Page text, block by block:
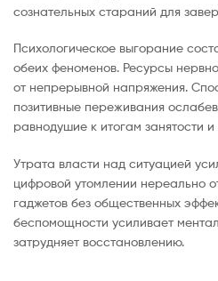
сознательных стараний для
Психологическое выгорание
обеих феноменов. Ресурсы
от непрерывной напряжения.
позитивные переживания
равнодушие к итогам занятости
Утрата власти над ситуацией
цифровой утомлении нереально
гаджетов без общественных
беспомощности усиливает
затрудняет восстановлению.